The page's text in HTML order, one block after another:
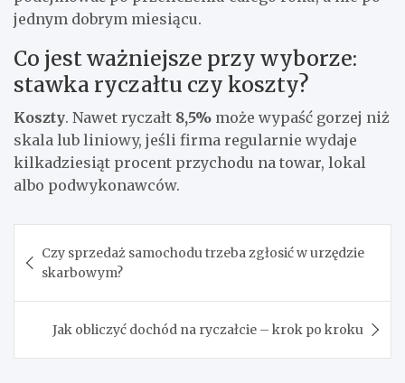
jednym dobrym miesiącu.
Co jest ważniejsze przy wyborze:
stawka ryczałtu czy koszty?
Koszty. Nawet ryczałt 8,5% może wypaść gorzej niż
skala lub liniowy, jeśli firma regularnie wydaje
kilkadziesiąt procent przychodu na towar, lokal
albo podwykonawców.
wpisu
Czy sprzedaż samochodu trzeba zgłosić w urzędzie
skarbowym?
Jak obliczyć dochód na ryczałcie – krok po kroku